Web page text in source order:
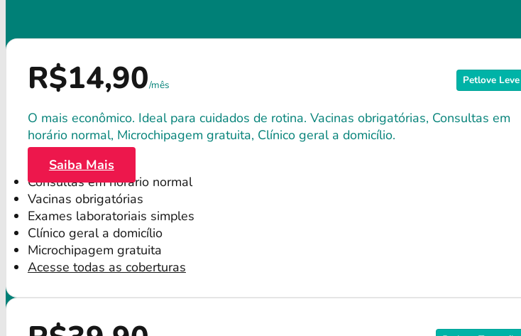
Petlove Leve
R$14,90/mês
O mais econômico. Ideal para cuidados de rotina. Vacinas obrigatórias, Consultas em
horário normal, Microchipagem gratuita, Clínico geral a domicílio.
Saiba Mais
Consultas em horário normal
Vacinas obrigatórias
Exames laboratoriais simples
Clínico geral a domicílio
Microchipagem gratuita
Acesse todas as coberturas